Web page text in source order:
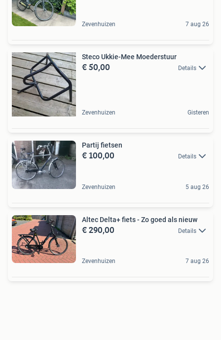
Zevenhuizen 7 aug 26
Steco Ukkie-Mee Moederstuur
€ 50,00 Details
Zevenhuizen Gisteren
Partij fietsen
€ 100,00 Details
Zevenhuizen 5 aug 26
Altec Delta+ fiets - Zo goed als nieuw
€ 290,00 Details
Zevenhuizen 7 aug 26